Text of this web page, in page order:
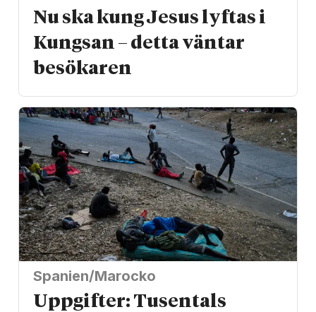
Nu ska kung Jesus lyftas i
Kungsan – detta väntar
besökaren
Spanien/Marocko
Uppgifter: Tusentals